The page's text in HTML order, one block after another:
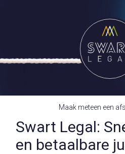
Maak meteen een
Swart Legal:
en betaalbare